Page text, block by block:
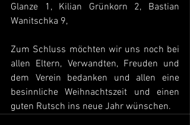
Glanze 1, Kilian Grünkorn 2, Bastian
Wanitschka 9,
Zum Schluss möchten wir uns noch bei
allen Eltern, Verwandten, Freuden und
dem Verein bedanken und allen eine
besinnliche Weihnachtszeit und einen
guten Rutsch ins neue Jahr wünschen.